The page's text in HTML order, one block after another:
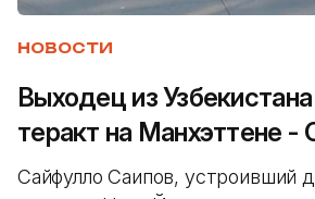
НОВОСТИ
Выходец из
теракт на Манхэттене
Сайфулло Саипов, устроивший